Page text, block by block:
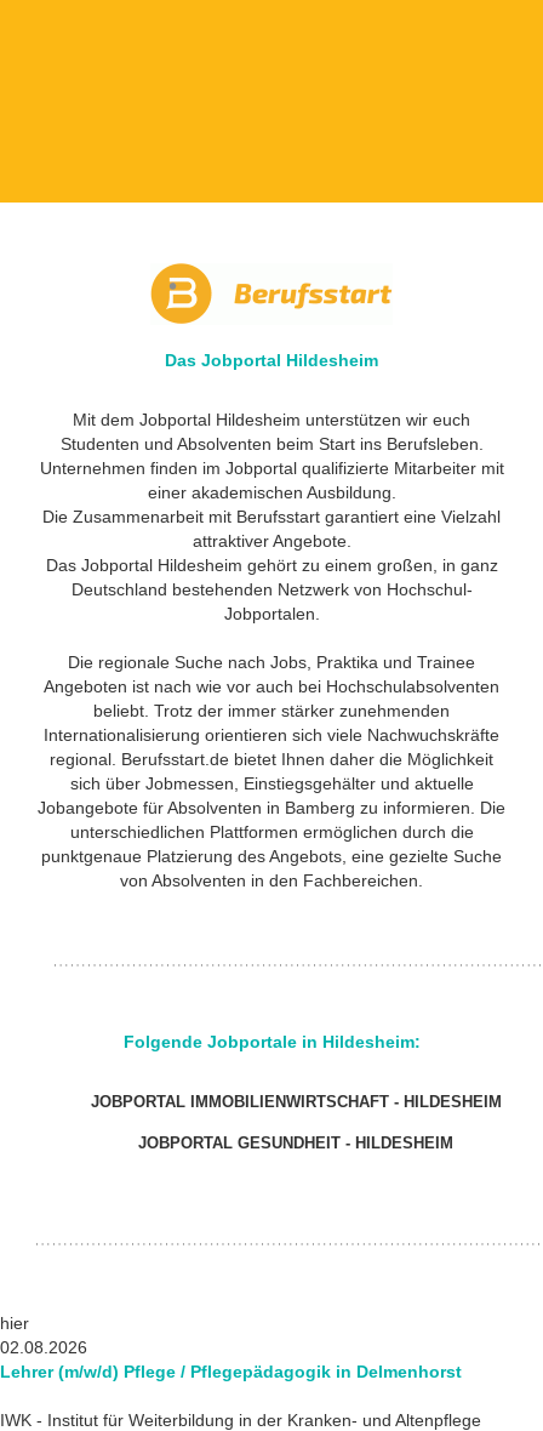
Das Jobportal Hildesheim
Mit dem Jobportal Hildesheim unterstützen wir euch
Studenten und Absolventen beim Start ins Berufsleben.
Unternehmen finden im Jobportal qualifizierte Mitarbeiter mit
einer akademischen Ausbildung.
Die Zusammenarbeit mit Berufsstart garantiert eine Vielzahl
attraktiver Angebote.
Das Jobportal Hildesheim gehört zu einem großen, in ganz
Deutschland bestehenden Netzwerk von Hochschul-
Jobportalen.
Die regionale Suche nach Jobs, Praktika und Trainee
Angeboten ist nach wie vor auch bei Hochschulabsolventen
beliebt. Trotz der immer stärker zunehmenden
Internationalisierung orientieren sich viele Nachwuchskräfte
regional. Berufsstart.de bietet Ihnen daher die Möglichkeit
sich über Jobmessen, Einstiegsgehälter und aktuelle
Jobangebote für Absolventen in Bamberg zu informieren. Die
unterschiedlichen Plattformen ermöglichen durch die
punktgenaue Platzierung des Angebots, eine gezielte Suche
von Absolventen in den Fachbereichen.
Folgende Jobportale in Hildesheim:
JOBPORTAL IMMOBILIENWIRTSCHAFT - HILDESHEIM
JOBPORTAL GESUNDHEIT - HILDESHEIM
hier
02.08.2026
Lehrer (m/w/d) Pflege / Pflegepädagogik in Delmenhorst
IWK - Institut für Weiterbildung in der Kranken- und Altenpflege